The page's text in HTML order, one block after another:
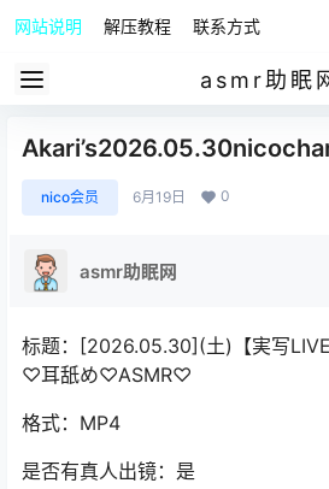
网站说明 解压教程 联系方式
asmr助眠
nico会员 6月19日 0
asmr助眠网
标题：[2026.05.30](土)【実写
♡耳舐め♡ASMR♡
格式：MP4
是否有真人出镜：是